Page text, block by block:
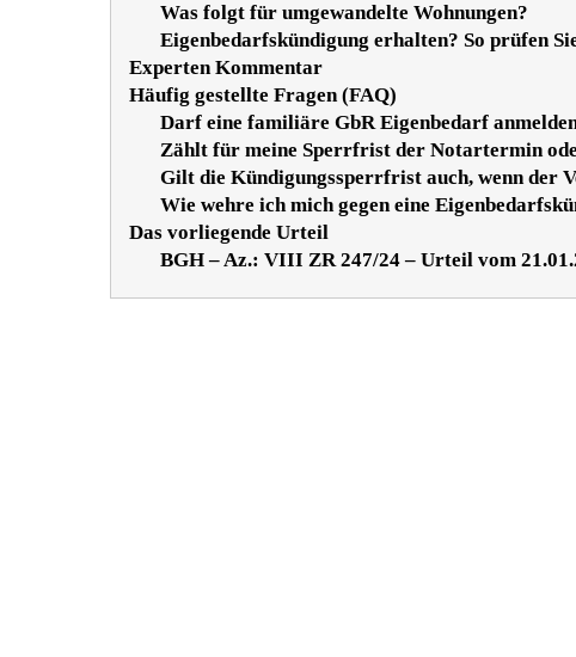
Was folgt für umgewandelte Wohnungen?
Eigenbedarfskündigung erhalten? So prüfen
Experten Kommentar
Häufig gestellte Fragen (FAQ)
Darf eine familiäre GbR Eigenbedarf
Zählt für meine Sperrfrist der Notartermin
Gilt die Kündigungssperrfrist auch, wenn der
Wie wehre ich mich gegen eine
Das vorliegende Urteil
BGH – Az.: VIII ZR 247/24 – Urteil vom